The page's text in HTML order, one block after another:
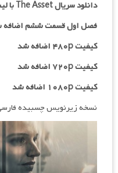
دانلود سریال The Asset با لینک مستقیم
فصل اول قسمت ششم
کیفیت ۴۸۰p اضافه شد
کیفیت ۷۲۰p
اضافه شد
کیفیت ۱۰۸۰p اضافه شد
نسخه زیرنویس چسبیده